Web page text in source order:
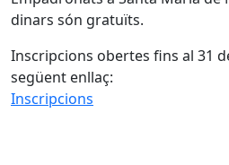
dinars són gratuïts.
Inscripcions obertes fins al 31
següent enllaç:
Inscripcions